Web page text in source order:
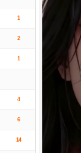
1
2
1
4
6
14